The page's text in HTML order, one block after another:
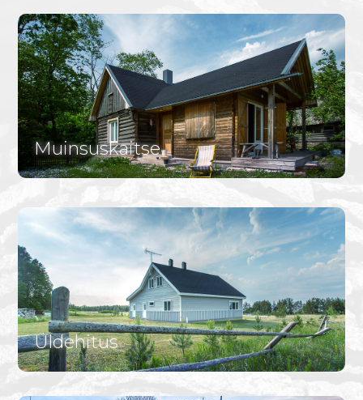
Muinsuskaitse
Üldehitus